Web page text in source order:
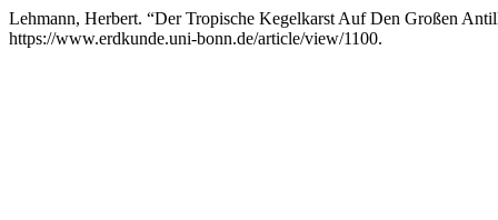
Lehmann, Herbert. “Der Tropische Kegelkarst Auf Den Großen
https://www.erdkunde.uni-bonn.de/article/view/1100.